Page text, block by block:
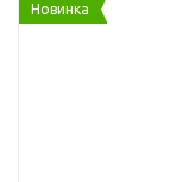
Новинка